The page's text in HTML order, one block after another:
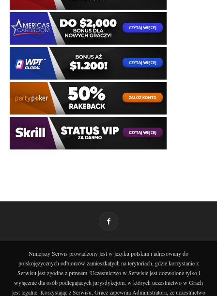
Niniejszy Serwis prowadzony jest w języku polskim i adresowany do
polskojęzycznych odbiorców zamieszkałych na terytoriach, gdzie korzystanie z
Serwisu jest zgodne z prawem. Uczestnictwo w Serwisie jest dozwolone tylko i
wyłącznie dla osób podlegających jurysdykcjom, w których uczestnictwo w Grach
jest legalne. Korzystając z Serwisu, Gracz zapewnia Administratora, że uczestnictwo